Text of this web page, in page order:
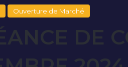
Ouverture de Marché